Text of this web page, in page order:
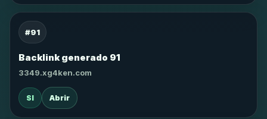
#91
Backlink generado 91
3349.xg4ken.com
SI Abrir